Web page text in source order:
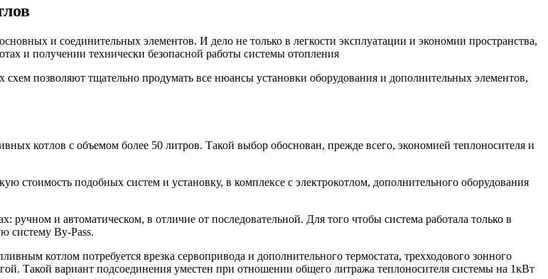
и соединительных элементов. И дело не только в легкости эксплуатации и экономии пространства,
и получении технически безопасной работы системы отопления
позволяют тщательно продумать все нюансы установки оборудования и дополнительных элементов,
котлов с объемом более 50 литров. Такой выбор обоснован, прежде всего, экономией теплоносителя и
стоимость подобных систем и установку, в комплексе с электрокотлом, дополнительного оборудования
и автоматическом, в отличие от последовательной. Для того чтобы система работала только в
систему By-Pass.
котлом потребуется врезка сервопривода и дополнительного термостата, трехходового зонного
Такой вариант подсоединения уместен при отношении общего литража теплоносителя системы на 1кВт